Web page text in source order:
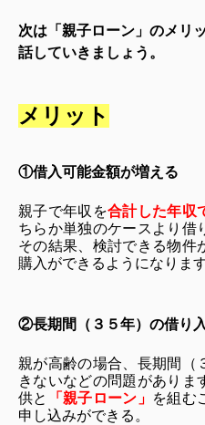
次は「親子ローン」のメリ
話していきましょう。
メリット
①借入可能金額が増える
親子で年収を合計した年収
ちらか単独のケースより借
その結果、検討できる物件
購入ができるようになります
②長期間（３５年）の借り
親が高齢の場合、長期間（
きないなどの問題がありま
供と
「親子ローン」 を組む
申し込みができる。